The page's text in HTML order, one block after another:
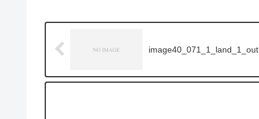
image40_071_1_land_1_out